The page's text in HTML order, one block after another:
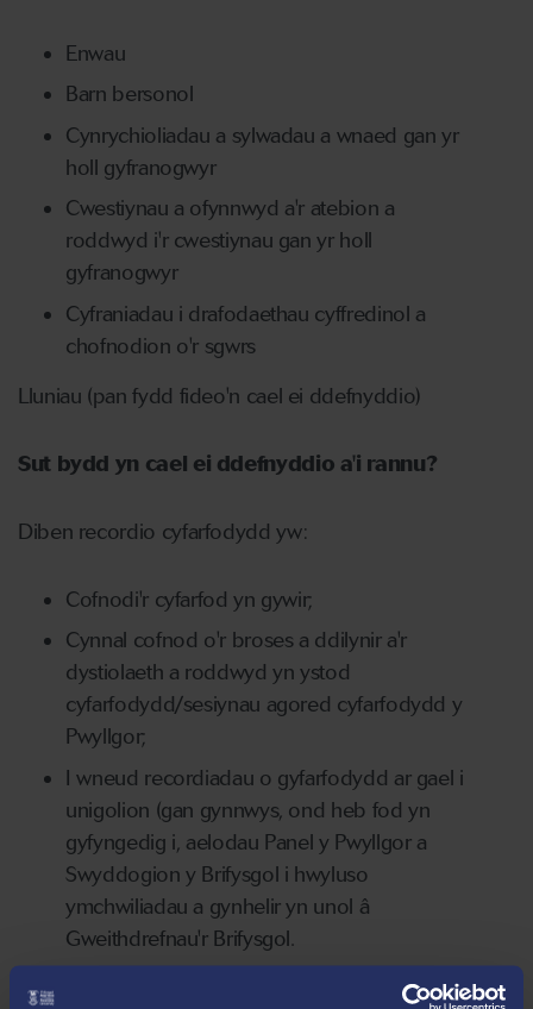
Enwau
Barn bersonol
Cynrychioliadau a sylwadau a wnaed gan yr
holl gyfranogwyr
Cwestiynau a ofynnwyd a'r atebion a
roddwyd i'r cwestiynau gan yr holl
gyfranogwyr
Cyfraniadau i drafodaethau cyffredinol a
chofnodion o'r sgwrs
Lluniau (pan fydd fideo'n cael ei ddefnyddio)
Sut bydd yn cael ei ddefnyddio a'i rannu?
Diben recordio cyfarfodydd yw:
Cofnodi'r cyfarfod yn gywir;
Cynnal cofnod o'r broses a ddilynir a'r
dystiolaeth a roddwyd yn ystod
cyfarfodydd/sesiynau agored cyfarfodydd y
Pwyllgor;
I wneud recordiadau o gyfarfodydd ar gael i
unigolion (gan gynnwys, ond heb fod yn
gyfyngedig i, aelodau Panel y Pwyllgor a
Swyddogion y Brifysgol i hwyluso
ymchwiliadau a gynhelir yn unol â
Gweithdrefnau'r Brifysgol.
Mewn rhai achosion, adolygu'n annibynnol